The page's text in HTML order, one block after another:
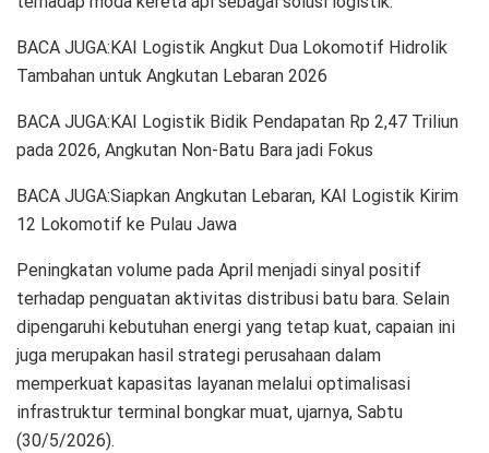
BACA JUGA:KAI Logistik Angkut Dua Lokomotif Hidrolik
Tambahan untuk Angkutan Lebaran 2026
BACA JUGA:KAI Logistik Bidik Pendapatan Rp 2,47 Triliun
pada 2026, Angkutan Non-Batu Bara jadi Fokus
BACA JUGA:Siapkan Angkutan Lebaran, KAI Logistik Kirim
12 Lokomotif ke Pulau Jawa
Peningkatan volume pada April menjadi sinyal positif
terhadap penguatan aktivitas distribusi batu bara. Selain
dipengaruhi kebutuhan energi yang tetap kuat, capaian ini
juga merupakan hasil strategi perusahaan dalam
memperkuat kapasitas layanan melalui optimalisasi
infrastruktur terminal bongkar muat, ujarnya, Sabtu
(30/5/2026).